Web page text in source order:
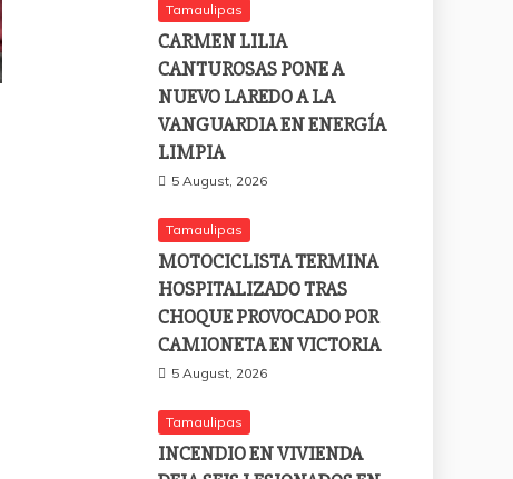
Tamaulipas
CARMEN LILIA
CANTUROSAS PONE A
NUEVO LAREDO A LA
VANGUARDIA EN ENERGÍA
LIMPIA
5 August, 2026
Tamaulipas
MOTOCICLISTA TERMINA
HOSPITALIZADO TRAS
CHOQUE PROVOCADO POR
CAMIONETA EN VICTORIA
5 August, 2026
Tamaulipas
INCENDIO EN VIVIENDA